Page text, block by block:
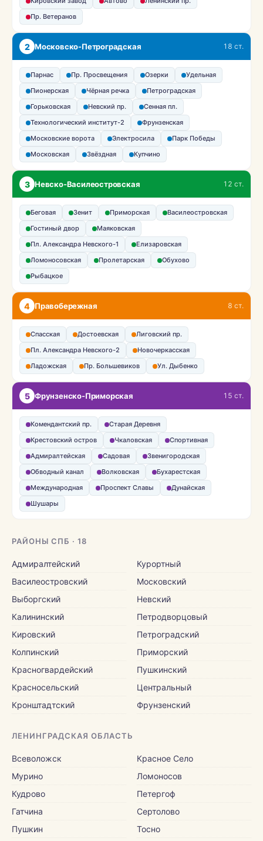
Пр. Ветеранов
2 Московско-Петроградская 18 ст.
Парнас Пр. Просвещения Озерки
Удельная
Пионерская
Чёрная речка
Петроградская
Горьковская
Невский пр.
Сенная пл.
Технологический институт-2
Фрунзенская
Московские ворота
Электросила
Парк Победы
Московская
Звёздная Купчино
3 Невско-Василеостровская 12 ст.
Беговая Зенит Приморская
Василеостровская
Гостиный двор
Маяковская
Пл. Александра Невского-1
Елизаровская
Ломоносовская
Пролетарская
Обухово
Рыбацкое
4 Правобережная 8 ст.
Спасская Достоевская
Лиговский пр.
Пл. Александра Невского-2
Новочеркасская
Ладожская
Пр. Большевиков Ул. Дыбенко
5 Фрунзенско-Приморская 15 ст.
Комендантский пр.
Старая Деревня
Крестовский остров
Чкаловская
Спортивная
Адмиралтейская
Садовая
Звенигородская
Обводный канал
Волковская
Бухарестская
Международная
Проспект Славы
Дунайская
Шушары
РАЙОНЫ СПБ · 18
Адмиралтейский
Василеостровский
Выборгский
Калининский
Кировский
Колпинский
Красногвардейский
Красносельский
Кронштадтский
Курортный
Московский
Невский
Петродворцовый
Петроградский
Приморский
Пушкинский
Центральный
Фрунзенский
ЛЕНИНГРАДСКАЯ ОБЛАСТЬ
Всеволожск
Мурино
Кудрово
Гатчина
Пушкин
Красное Село
Ломоносов
Петергоф
Сертолово
Тосно